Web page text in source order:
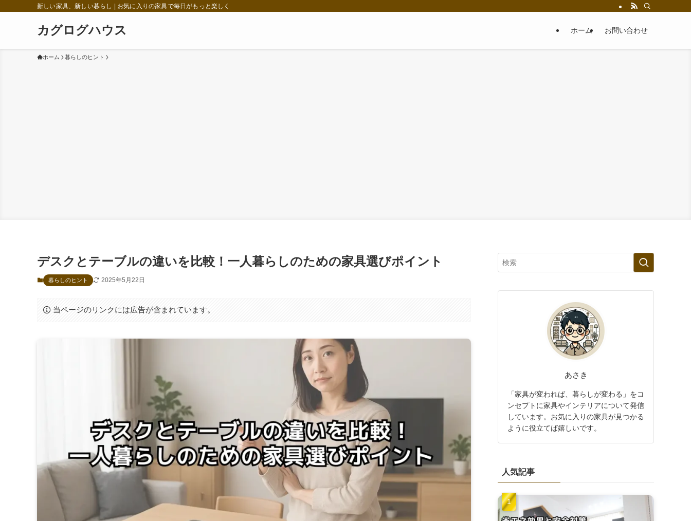
新しい家具、新しい暮らし | お気に入りの家具で毎日がもっと楽しく
カグログハウス ホーム お問い合わせ
ホーム 暮らしのヒント
デスクとテーブルの違いを比較！一人暮らしのための家具選びポイント
暮らしのヒント 2025年5月22日
当ページのリンクには広告が含まれています。
あさき
「家具が変われば、暮らしが変わる」をコ
ンセプトに家具やインテリアについて発信
しています。お気に入りの家具が見つかる
ように役立てば嬉しいです。
人気記事